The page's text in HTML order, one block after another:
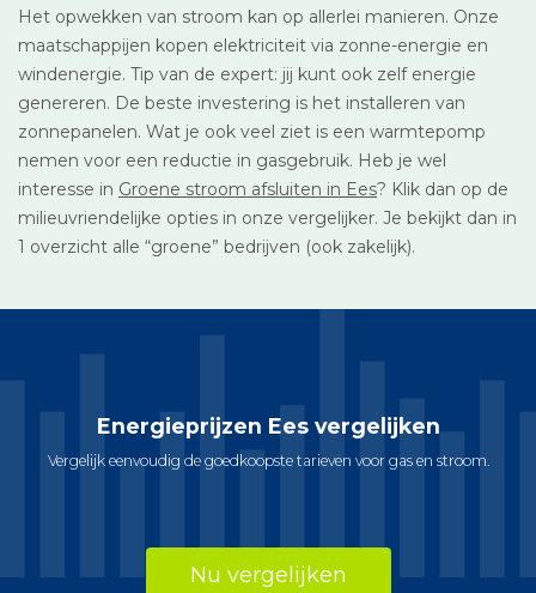
Het opwekken van stroom kan op allerlei manieren. Onze
maatschappijen kopen elektriciteit via zonne-energie en
windenergie. Tip van de expert: jij kunt ook zelf energie
genereren. De beste investering is het installeren van
zonnepanelen. Wat je ook veel ziet is een warmtepomp
nemen voor een reductie in gasgebruik. Heb je wel
interesse in Groene stroom afsluiten in Ees? Klik dan op de
milieuvriendelijke opties in onze vergelijker. Je bekijkt dan in
1 overzicht alle “groene” bedrijven (ook zakelijk).
Energieprijzen Ees vergelijken
Vergelijk eenvoudig de goedkoopste tarieven voor gas en stroom.
Nu vergelijken